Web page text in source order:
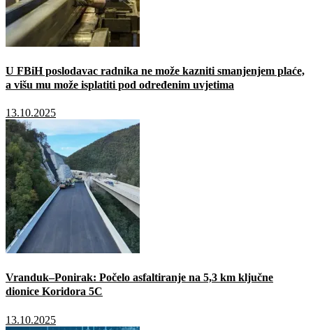
U FBiH poslodavac radnika ne može kazniti smanjenjem plaće,
a višu mu može isplatiti pod određenim uvjetima
13.10.2025
Vranduk–Ponirak: Počelo asfaltiranje na 5,3 km ključne
dionice Koridora 5C
13.10.2025